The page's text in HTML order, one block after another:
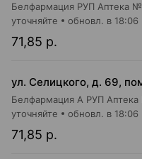
Белфармация РУП Аптека
71,85 р.
уточняйте обновл. в 18:06
ул. Селицкого, д. 69,
Белфармация А РУП
71,85 р.
уточняйте обновл. в 18:06